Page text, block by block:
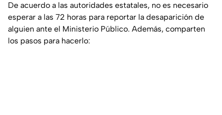
De acuerdo a las autoridades estatales, no es necesario
esperar a las 72 horas para reportar la desaparición de
alguien ante el Ministerio Público. Además, comparten
los pasos para hacerlo: